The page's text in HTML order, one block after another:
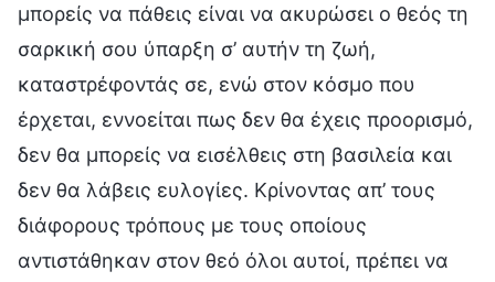
μπορείς να πάθεις είναι να ακυρώσει ο θεός τη
σαρκική σου ύπαρξη σ’ αυτήν τη ζωή,
καταστρέφοντάς σε, ενώ στον κόσμο που
έρχεται, εννοείται πως δεν θα έχεις προορισμό,
δεν θα μπορείς να εισέλθεις στη βασιλεία και
δεν θα λάβεις ευλογίες. Κρίνοντας απ’ τους
διάφορους τρόπους με τους οποίους
αντιστάθηκαν στον θεό όλοι αυτοί, πρέπει να